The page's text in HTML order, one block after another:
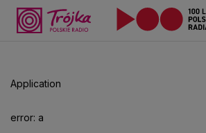
Application
error: a
aby
odtwarzać.